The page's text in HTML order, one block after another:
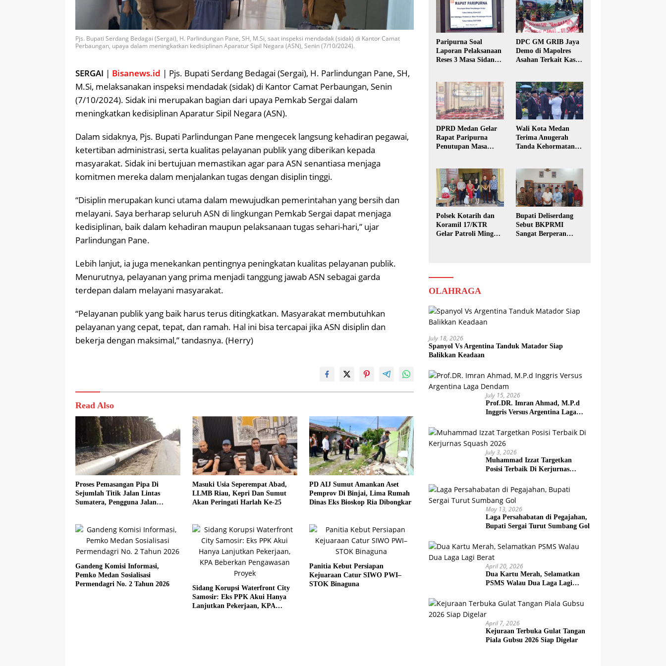
Pjs. Bupati Serdang Bedagai (Sergai), H. Parlindungan Pane, SH, M.Si, saat inspeksi mendadak (sidak) di Kantor Camat
Perbaungan, upaya dalam meningkatkan kedisiplinan Aparatur Sipil Negara (ASN), Senin (7/10/2024).
SERGAI | Bisanews.id | Pjs. Bupati Serdang Bedagai (Sergai), H. Parlindungan Pane, SH,
M.Si, melaksanakan inspeksi mendadak (sidak) di Kantor Camat Perbaungan, Senin
(7/10/2024). Sidak ini merupakan bagian dari upaya Pemkab Sergai dalam
meningkatkan kedisiplinan Aparatur Sipil Negara (ASN).
Dalam sidaknya, Pjs. Bupati Parlindungan Pane mengecek langsung kehadiran pegawai,
ketertiban administrasi, serta kualitas pelayanan publik yang diberikan kepada
masyarakat. Sidak ini bertujuan memastikan agar para ASN senantiasa menjaga
komitmen mereka dalam menjalankan tugas dengan disiplin tinggi.
“Disiplin merupakan kunci utama dalam mewujudkan pemerintahan yang bersih dan
melayani. Saya berharap seluruh ASN di lingkungan Pemkab Sergai dapat menjaga
kedisiplinan, baik dalam kehadiran maupun pelaksanaan tugas sehari-hari,” ujar
Parlindungan Pane.
Lebih lanjut, ia juga menekankan pentingnya peningkatan kualitas pelayanan publik.
Menurutnya, pelayanan yang prima menjadi tanggung jawab ASN sebagai garda
terdepan dalam melayani masyarakat.
“Pelayanan publik yang baik harus terus ditingkatkan. Masyarakat membutuhkan
pelayanan yang cepat, tepat, dan ramah. Hal ini bisa tercapai jika ASN disiplin dan
bekerja dengan maksimal,” tandasnya. (Herry)
Read Also
Proses Pemasangan Pipa Di
Sejumlah Titik Jalan Lintas
Sumatera, Pengguna Jalan
Masuki Usia Seperempat Abad,
LLMB Riau, Kepri Dan Sumut
Akan Peringati Harlah Ke-25
PD AIJ Sumut Amankan Aset
Pemprov Di Binjai, Lima Rumah
Dinas Eks Bioskop Ria Dibongkar
Gandeng Komisi Informasi,
Pemko Medan Sosialisasi
Permendagri No. 2 Tahun 2026
Sidang Korupsi Waterfront City
Samosir: Eks PPK Akui Hanya
Lanjutkan Pekerjaan, KPA
Panitia Kebut Persiapan
Kejuaraan Catur SIWO PWI–
STOK Binaguna
Paripurna Soal
Laporan Pelaksanaan
Reses 3 Masa Sidang
DPC GM GRIB Jaya
Demo di Mapolres
Asahan Terkait Kasus
DPRD Medan Gelar
Rapat Paripurna
Penutupan Masa
Wali Kota Medan
Terima Anugerah
Tanda Kehormatan
Polsek Kotarih dan
Koramil 17/KTR
Gelar Patroli Minggu
Bupati Deliserdang
Sebut BKPRMI
Sangat Berperan
OLAHRAGA
July 18, 2026
Spanyol Vs Argentina Tanduk Matador Siap
Balikkan Keadaan
July 15, 2026
Prof.DR. Imran Ahmad, M.P.d
Inggris Versus Argentina Laga
July 3, 2026
Muhammad Izzat Targetkan
Posisi Terbaik Di Kerjurnas
May 13, 2026
Laga Persahabatan di Pegajahan,
Bupati Sergai Turut Sumbang Gol
April 20, 2026
Dua Kartu Merah, Selamatkan
PSMS Walau Dua Laga Lagi
April 7, 2026
Kejuraan Terbuka Gulat Tangan
Piala Gubsu 2026 Siap Digelar